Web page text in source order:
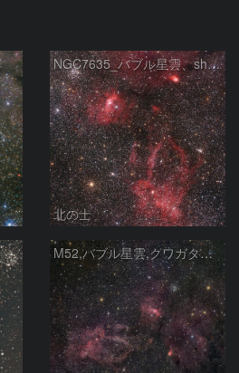
NGC7635_バブル星雲、sh2-157_くわがた星雲
北の士
M52,バブル星雲,クワガタ星雲